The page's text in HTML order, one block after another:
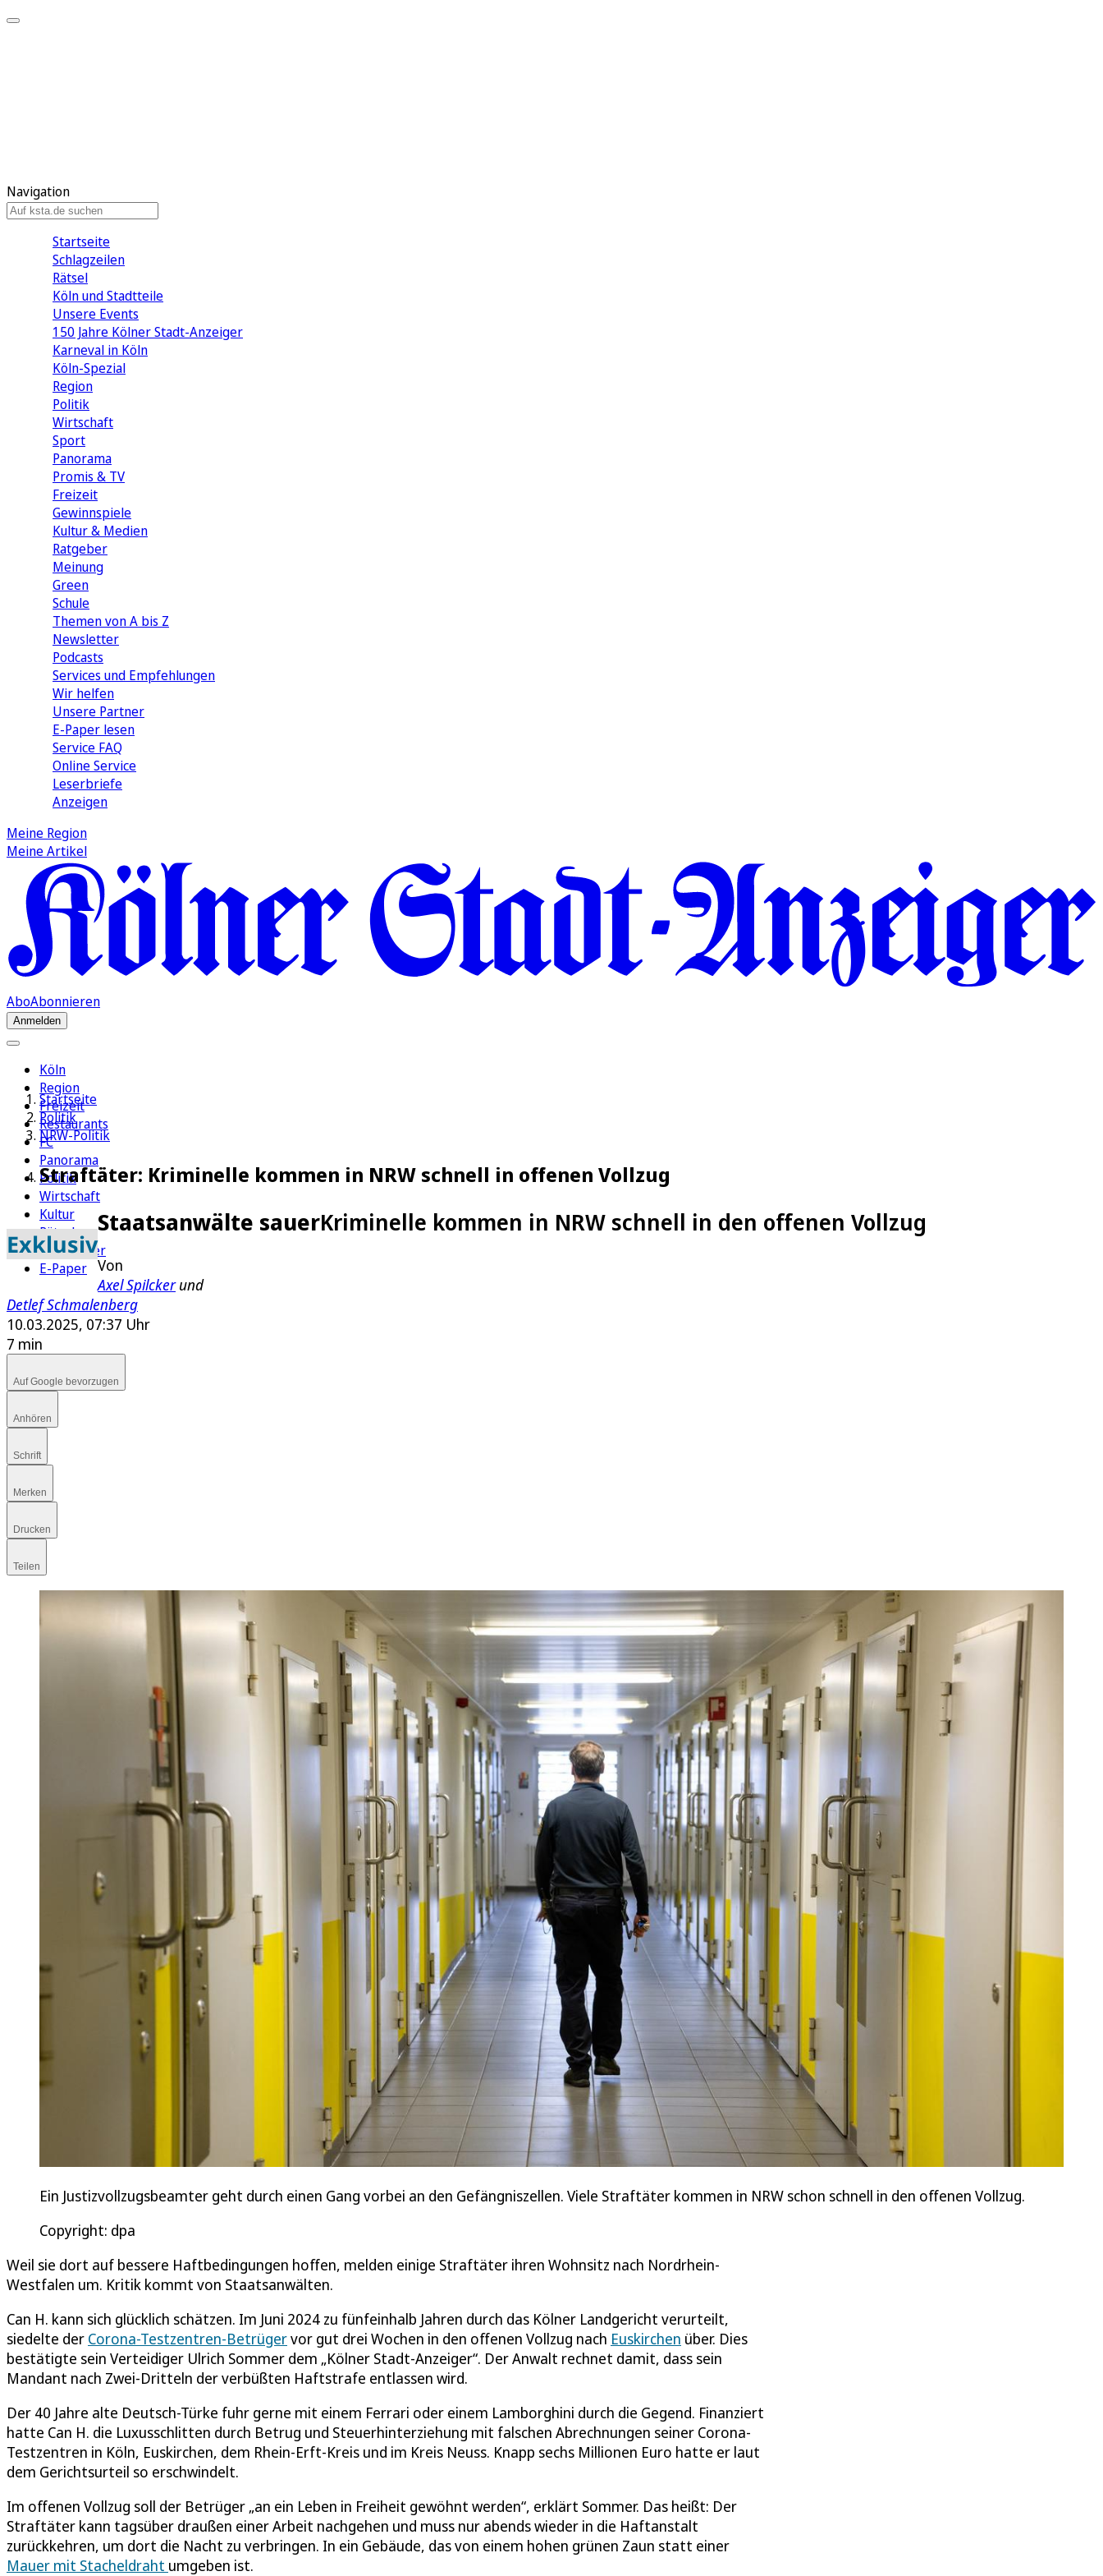
Navigation
Startseite
Schlagzeilen
Rätsel
Köln und Stadtteile
Unsere Events
150 Jahre Kölner Stadt-Anzeiger
Karneval in Köln
Köln-Spezial
Region
Politik
Wirtschaft
Sport
Panorama
Promis & TV
Freizeit
Gewinnspiele
Kultur & Medien
Ratgeber
Meinung
Green
Schule
Themen von A bis Z
Newsletter
Podcasts
Services und Empfehlungen
Wir helfen
Unsere Partner
E-Paper lesen
Service FAQ
Online Service
Leserbriefe
Anzeigen
Meine Region
Meine Artikel
AboAbonnieren
Anmelden
Köln
Region
Freizeit
Restaurants
FC
Panorama
Politik
Wirtschaft
Kultur
Rätsel
Newsletter
E-Paper
Startseite
Politik
NRW-Politik
Straftäter: Kriminelle kommen in NRW schnell in offenen Vollzug
Exklusiv
Staatsanwälte sauerKriminelle kommen in NRW schnell in den offenen Vollzug
Von
Axel Spilckerund
Detlef Schmalenberg
10.03.2025, 07:37 Uhr
7 min
Auf Google bevorzugen
Anhören
Schrift
Merken
Drucken
Teilen
Ein Justizvollzugsbeamter geht durch einen Gang vorbei an den Gefängniszellen. Viele Straftäter kommen in NRW schon schnell in den offenen Vollzug.
Copyright: dpa
Weil sie dort auf bessere Haftbedingungen hoffen, melden einige Straftäter ihren Wohnsitz nach Nordrhein-
Westfalen um. Kritik kommt von Staatsanwälten.
Can H. kann sich glücklich schätzen. Im Juni 2024 zu fünfeinhalb Jahren durch das Kölner Landgericht verurteilt,
siedelte der Corona-Testzentren-Betrügervor gut drei Wochen in den offenen Vollzug nach Euskirchen über. Dies
bestätigte sein Verteidiger Ulrich Sommer dem „Kölner Stadt-Anzeiger“. Der Anwalt rechnet damit, dass sein
Mandant nach Zwei-Dritteln der verbüßten Haftstrafe entlassen wird.
Der 40 Jahre alte Deutsch-Türke fuhr gerne mit einem Ferrari oder einem Lamborghini durch die Gegend. Finanziert
hatte Can H. die Luxusschlitten durch Betrug und Steuerhinterziehung mit falschen Abrechnungen seiner Corona-
Testzentren in Köln, Euskirchen, dem Rhein-Erft-Kreis und im Kreis Neuss. Knapp sechs Millionen Euro hatte er laut
dem Gerichtsurteil so erschwindelt.
Im offenen Vollzug soll der Betrüger „an ein Leben in Freiheit gewöhnt werden“, erklärt Sommer. Das heißt: Der
Straftäter kann tagsüber draußen einer Arbeit nachgehen und muss nur abends wieder in die Haftanstalt
zurückkehren, um dort die Nacht zu verbringen. In ein Gebäude, das von einem hohen grünen Zaun statt einer
Mauer mit Stacheldraht umgeben ist.